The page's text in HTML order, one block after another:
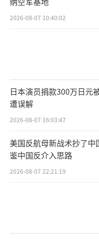
2026-08-07 10:40:02
日本演员捐款300万日元
遭误解
2026-08-07 16:03:47
美国反航母新战术抄了中
鉴中国反介入思路
2026-08-07 22:21:19